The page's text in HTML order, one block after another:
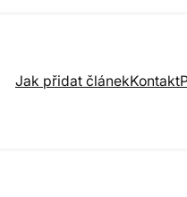
Jak přidat článekKontakt